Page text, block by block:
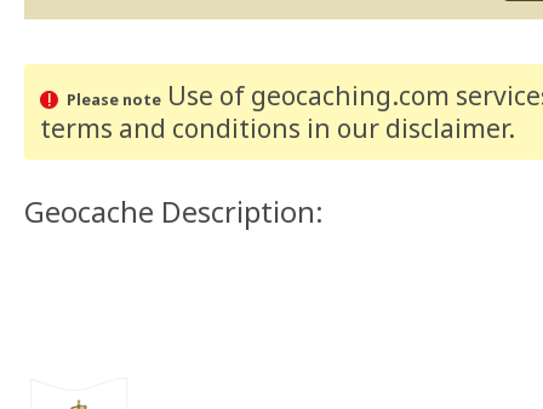
Please noteUse of geocaching.com
terms and conditions in our disclaimer.
Geocache Description: